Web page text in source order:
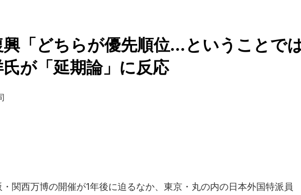
「どちらが優先順位...ということで
が「延期論」に反応
関西万博の開催が1年後に迫るなか、東京・丸の内の日本外国特派員